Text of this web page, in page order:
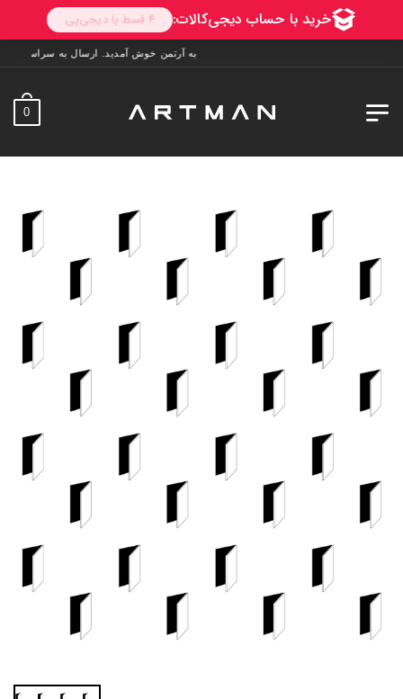
به آرتمن خوش آمدید. ارسال به سراسر ایران. 7 روز فرصت تست در منزل. 1 سال خدمات پس از فروش.
0